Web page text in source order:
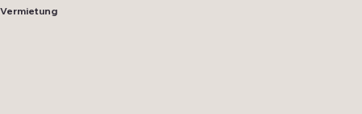
Vermietung